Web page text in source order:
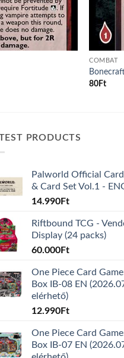
COMBAT
80 Ft
PRODUCTS
Palworld Official
& Card Set Vol.1 -
14.990Ft
Riftbound TCG -
Display (24 packs)
60.000Ft
One Piece Card
Box IB-08 EN
elérhető)
12.990Ft
One Piece Card
Box IB-07 EN